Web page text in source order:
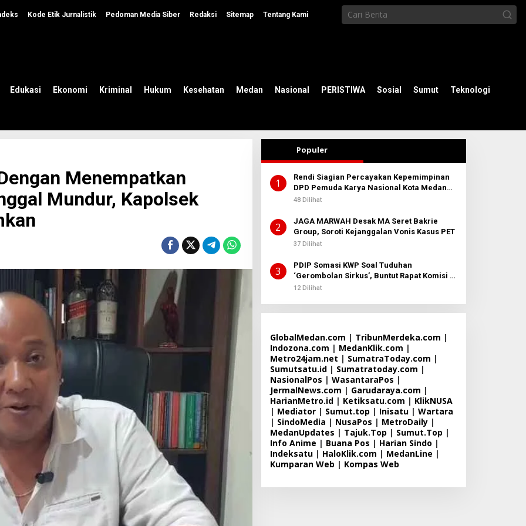
Kode Etik Jurnalistik Pedoman Media Siber Redaksi Sitemap Tentang Kami
Edukasi Ekonomi Kriminal Hukum Kesehatan Medan Nasional PERISTIWA Sosial Sumut Teknologi
Menempatkan
Mundur, Kapolsek
Populer
1
Rendi Siagian Percayakan Kepemimpinan
DPD Pemuda Karya Nasional Kota Medan
kepada Josef Sembiring
48 Dilihat
2
JAGA MARWAH Desak MA Seret Bakrie
Group, Soroti Kejanggalan Vonis Kasus PET
37 Dilihat
3
PDIP Somasi KWP Soal Tuduhan
‘Gerombolan Sirkus’, Buntut Rapat Komisi II
Dipimpin Sufmi Dasco Ahmad
12 Dilihat
GlobalMedan.com | TribunMerdeka.com |
Indozona.com | MedanKlik.com |
Metro24jam.net | SumatraToday.com |
Sumutsatu.id| Sumatratoday.com |
NasionalPos | WasantaraPos |
JermalNews.com | Garudaraya.com |
HarianMetro.id| Ketiksatu.com | KlikNUSA
| Mediator| Sumut.top | Inisatu| Wartara
| SindoMedia | NusaPos | MetroDaily|
MedanUpdates | Tajuk.Top | Sumut.Top |
Info Anime | Buana Pos | Harian Sindo |
Indeksatu| HaloKlik.com | MedanLine |
Kumparan Web | Kompas Web